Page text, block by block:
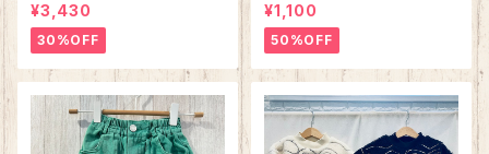
¥3,430
30%OFF
¥1,100
50%OFF